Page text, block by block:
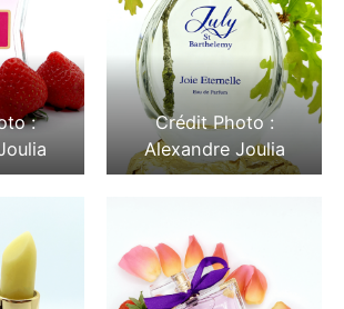
:
Crédit Photo :
Alexandre Joulia